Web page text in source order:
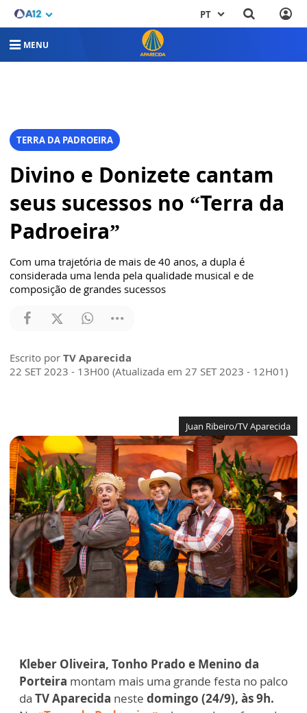
PT
MENU
TERRA DA PADROEIRA
Divino e Donizete cantam
seus sucessos no “Terra da
Padroeira”
Com uma trajetória de mais de 40 anos, a dupla é
considerada uma lenda pela qualidade musical e de
composição de grandes sucessos
Escrito por TV Aparecida
22 SET 2023 - 13H00 (Atualizada em 27 SET 2023 - 12H01)
Juan Ribeiro/TV Aparecida
Kleber Oliveira, Tonho Prado e Menino da
Porteira montam mais uma grande festa no palco
da TV Aparecida neste domingo (24/9), às 9h.